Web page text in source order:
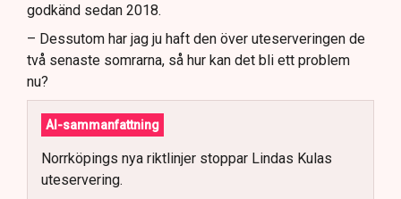
godkänd sedan 2018.
– Dessutom har jag ju haft den över uteserveringen de
två senaste somrarna, så hur kan det bli ett problem
nu?
AI-sammanfattning
Norrköpings nya riktlinjer stoppar Lindas Kulas
uteservering.